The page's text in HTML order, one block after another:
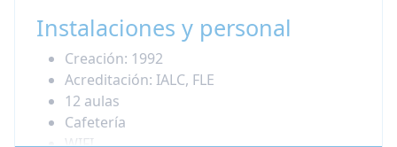
Instalaciones y personal
Creación: 1992
Acreditación: IALC, FLE
12 aulas
Cafetería
WIFI